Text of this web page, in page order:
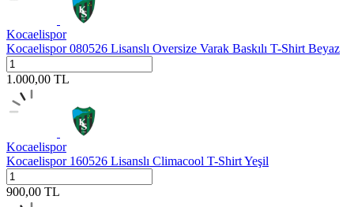
Kocaelispor
Kocaelispor 080526 Lisanslı Oversize Varak Baskılı T-Shirt Beyaz
1.000,00 TL
Kocaelispor
Kocaelispor 160526 Lisanslı Climacool T-Shirt Yeşil
900,00 TL